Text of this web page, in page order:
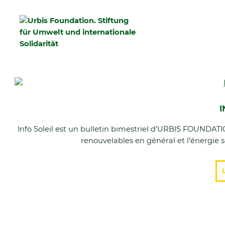
Info Soleil est un bulletin bimestriel d’URBIS
renouvelables en général et l’énergie